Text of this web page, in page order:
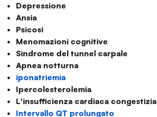
Depressione
Ansia
Psicosi
Menomazioni cognitive
Sindrome del tunnel carpale
Apnea notturna
iponatriemia
Ipercolesterolemia
L'insufficienza cardiaca congestizia
Intervallo QT prolungato